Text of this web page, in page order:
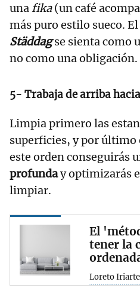
unafika(un café
más puro estilo sueco.
Städdagse sienta como
no como una obligación.
5- Trabaja de arriba
Limpia primero las
superficies, y por
este orden conseguirás
profunday optimizarás
limpiar.
El
tener la
Loreto Iriarte